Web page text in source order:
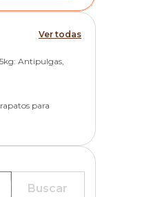
Ver todas
Antipulgas,
para
Buscar